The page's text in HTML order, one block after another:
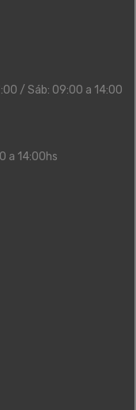
/ Sáb: 09:00 a 14:00
a 14:00hs